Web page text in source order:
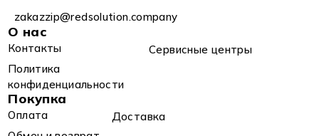
zakazzip@redsolution.company
О нас
Контакты
Сервисные центры
Политика
конфиденциальности
Покупка
Оплата
Доставка